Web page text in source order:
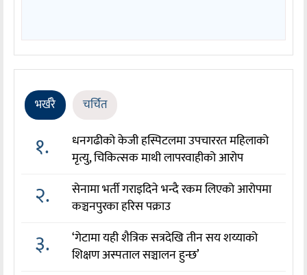
भर्खरै चर्चित
१.
धनगढीको केजी हस्पिटलमा उपचाररत महिलाको
मृत्यु, चिकित्सक माथी लापरवाहीको आरोप
२.
सेनामा भर्ती गराइदिने भन्दै रकम लिएको आरोपमा
कञ्चनपुरका हरिस पक्राउ
३.
‘गेटामा यही शैत्रिक सत्रदेखि तीन सय शय्याको
शिक्षण अस्पताल सञ्चालन हुन्छ’